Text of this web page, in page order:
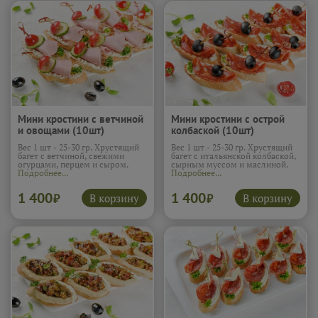
Мини кростини с ветчиной
и овощами (10шт)
Вес 1 шт - 25-30 гр. Хрустящий
багет с ветчиной, свежими
огурцами, перцем и сыром.
Подробнее...
1 400₽ В корзину
Мини кростини с острой
колбаской (10шт)
Вес 1 шт - 25-30 гр. Хрустящий
багет с итальянской колбаской,
сырным муссом и маслиной.
Подробнее...
1 400₽ В корзину